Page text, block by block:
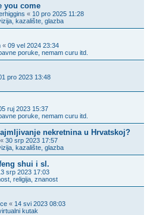
you come
« 10 pro 2025 11:28
kazalište, glazba
« 09 vel 2024 23:34
poruke, nemam curu itd.
pro 2023 13:48
ruj 2023 15:37
poruke, nemam curu itd.
nekretnina u Hrvatskoj?
« 30 srp 2023 17:57
kazalište, glazba
shui i sl.
srp 2023 17:03
religija, znanost
« 14 svi 2023 08:03
kutak